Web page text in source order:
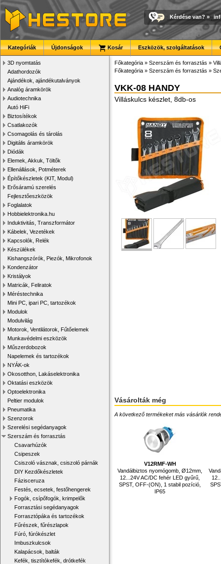
Kérdése van? »
Kategóriák Újdonságok Kosár Eszközök, szolgáltatások
3D nyomtatás
Adathordozók
Ajándékok, ajándékutalványok
Analóg áramkörök
Audiotechnika
Autó HiFi
Biztosítékok
Csatlakozók
Csomagolás és tárolás
Digitális áramkörök
Diódák
Elemek, Akkuk, Töltők
Ellenállások, Potméterek
Építőkészletek (KIT, Modul)
Erősáramú szerelés
Fejlesztőeszközök
Foglalatok
Hobbielektronika.hu
Induktivitás, Transzformátor
Kábelek, Vezetékek
Kapcsolók, Relék
Készülékek
Kishangszórók, Piezók, Mikrofonok
Kondenzátor
Kristályok
Matricák, Feliratok
Méréstechnika
Mini PC, ipari PC, tartozékok
Modulok
Modulvilág
Motorok, Ventilátorok, Fűtőelemek
Munkavédelmi eszközök
Műszerdobozok
Napelemek és tartozékok
NYÁK-ok
Okosotthon, Lakáselektronika
Oktatási eszközök
Optoelektronika
Peltier modulok
Pneumatika
Szenzorok
Szerelési segédanyagok
Szerszám és forrasztás
Csavarhúzók
Csipeszek
Csiszoló vásznak, csiszoló párnák
DIY Kezdőkészletek
Fázisceruza
Festés, ecsetek, festőhengerek
Fogók, csípőfogók, krimpelők
Forrasztási segédanyagok
Forrasztópáka és tartozékok
Fűrészek, fűrészlapok
Fúró, fúrókészlet
Imbuszkulcsok
Kalapácsok, balták
Kefék, tisztítókefék, drótkefék
Főkategória » Szerszám és forrasztás »
Főkategória » Szerszám és forrasztás »
VKK-08 HANDY
Villáskulcs készlet, 8db-os
Vásárolták még
A következő termékeket más vásárlók
V12RMF-WH
Vandálbiztos nyomógomb, Ø12mm,
12...24V AC/DC fehér LED gyűrű,
SPST, OFF-(ON), 1 stabil pozíció,
IP65